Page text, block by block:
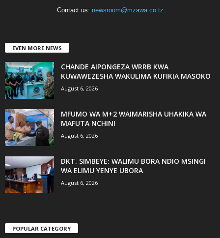
Contact us: newsroom@mzawa.co.tz
EVEN MORE NEWS
CHANDE AIPONGEZA WRRB KWA
KUWAWEZESHA WAKULIMA KUFIKIA MASOKO
August 6, 2026
MFUMO WA M+2 WAIMARISHA UHAKIKA WA
MAFUTA NCHINI
August 6, 2026
DKT. SIMBEYE: WALIMU BORA NDIO MSINGI
WA ELIMU YENYE UBORA
August 6, 2026
POPULAR CATEGORY